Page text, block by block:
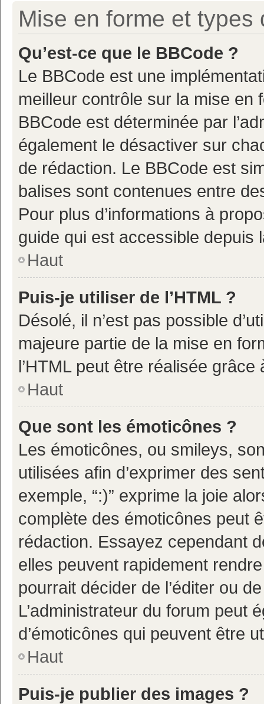
Mise en forme et types
Qu’est-ce que le BBCode ?
Le BBCode est une
meilleur contrôle sur la mise en
BBCode est déterminée par
également le désactiver sur
de rédaction. Le BBCode est
balises sont contenues entre
Pour plus d’informations à
guide qui est accessible depuis
Haut
Puis-je utiliser de l’HTML ?
Désolé, il n’est pas possible
majeure partie de la mise en
l’HTML peut être réalisée grâce
Haut
Que sont les émoticônes ?
Les émoticônes, ou smileys,
utilisées afin d’exprimer des
exemple, “:)” exprime la joie
complète des émoticônes peut
rédaction. Essayez cependant
elles peuvent rapidement
pourrait décider de l’éditer ou
L’administrateur du forum peut
d’émoticônes qui peuvent être
Haut
Puis-je publier des images ?